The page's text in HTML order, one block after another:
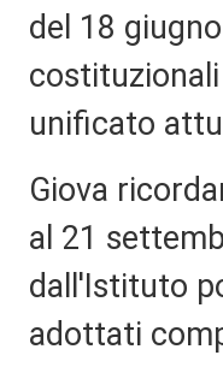
del 18
unificato
Giova
al 21
dall'Istituto
adottati